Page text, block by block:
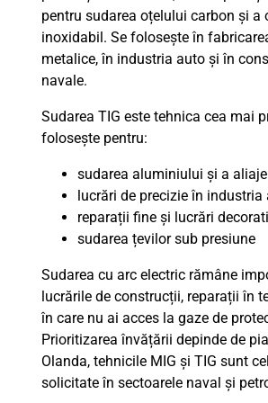
pentru sudarea oțelului carbon și a
inoxidabil. Se folosește în
metalice, în industria auto și în
navale.
Sudarea TIG este tehnica cea mai
folosește pentru:
sudarea aluminiului și a
lucrări de precizie în industria
reparații fine și lucrări
sudarea țevilor sub presiune
Sudarea cu arc electric rămâne
lucrările de construcții, reparații în
în care nu ai acces la gaze de
Prioritizarea învățării depinde de
Olanda, tehnicile MIG și TIG sunt
solicitate în sectoarele naval și